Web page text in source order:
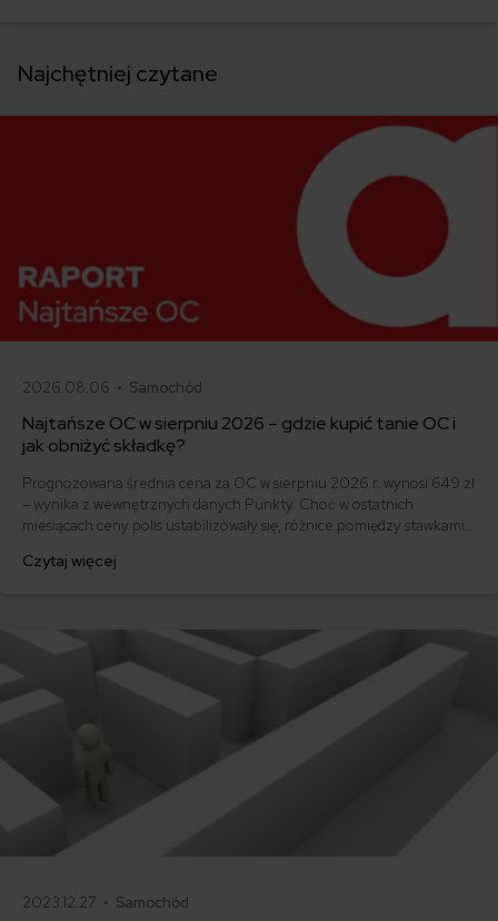
Najchętniej czytane
2026.08.06 • Samochód
Najtańsze OC w sierpniu 2026 – gdzie kupić tanie OC i
jak obniżyć składkę?
Prognozowana średnia cena za OC w sierpniu 2026 r. wynosi 649 zł
– wynika z wewnętrznych danych Punkty. Choć w ostatnich
miesiącach ceny polis ustabilizowały się, różnice pomiędzy stawkami
500 zł, inni – powyżej 1500 zł. Gdzie znaleźć najtańsze OC w Polsce
Czytaj więcej
2023.12.27 • Samochód